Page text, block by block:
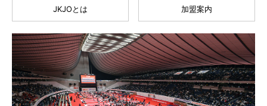
JKJOとは 加盟案内